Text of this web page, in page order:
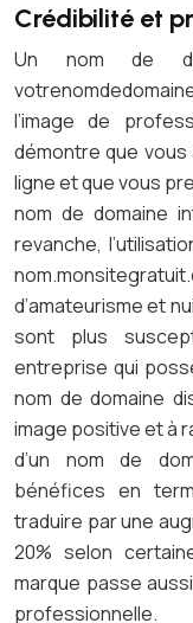
Crédibilité et
Un nom de
l’image de
démontre que
ligne et que vous
nom de domaine
revanche,
d’amateurisme et
sont plus
entreprise qui
nom de domaine
image positive et à
d’un nom de
bénéfices en
traduire par une
20% selon
marque passe
professionnelle.